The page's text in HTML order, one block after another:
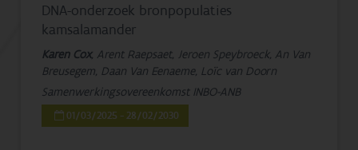
DNA-onderzoek bronpopulaties
kamsalamander
Karen Cox, Arent Raepsaet, Jeroen Speybroeck, An Van
Breusegem, Daan Van Eenaeme, Loïc van Doorn
Samenwerkingsovereenkomst INBO-ANB
01/03/2025 - 28/02/2030